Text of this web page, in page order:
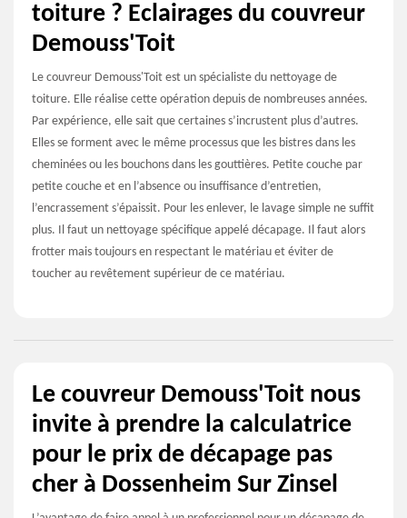
toiture ? Eclairages du couvreur
Demouss'Toit
Le couvreur Demouss'Toit est un spécialiste du nettoyage de
toiture. Elle réalise cette opération depuis de nombreuses années.
Par expérience, elle sait que certaines s’incrustent plus d’autres.
Elles se forment avec le même processus que les bistres dans les
cheminées ou les bouchons dans les gouttières. Petite couche par
petite couche et en l’absence ou insuffisance d’entretien,
l’encrassement s’épaissit. Pour les enlever, le lavage simple ne suffit
plus. Il faut un nettoyage spécifique appelé décapage. Il faut alors
frotter mais toujours en respectant le matériau et éviter de
toucher au revêtement supérieur de ce matériau.
Le couvreur Demouss'Toit nous
invite à prendre la calculatrice
pour le prix de décapage pas
cher à Dossenheim Sur Zinsel